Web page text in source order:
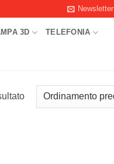
Newsletter
3D
TELEFONIA